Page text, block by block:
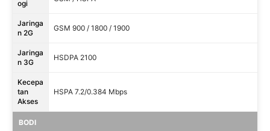
ogi
Jaringa
n 2G
GSM 900 / 1800 / 1900
Jaringa
n 3G
HSDPA 2100
Kecepa
tan
Akses
HSPA 7.2/0.384 Mbps
BODI